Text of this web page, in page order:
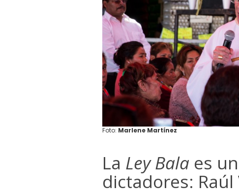
Foto: Marlene Martínez
La Ley Bala es
dictadores: Raúl